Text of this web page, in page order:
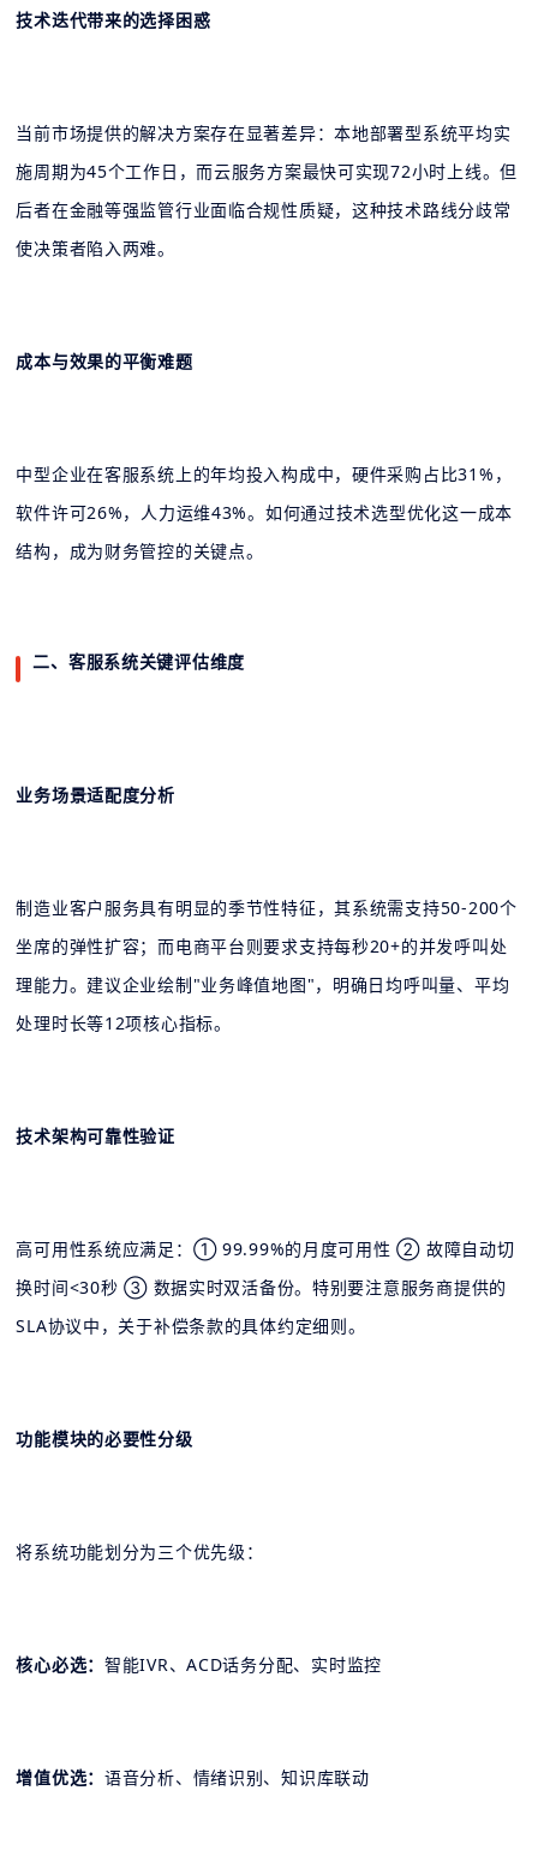
技术迭代带来的选择困惑
当前市场提供的解决方案存在显著差异：本地部署型系统平均实
施周期为45个工作日，而云服务方案最快可实现72小时上线。但
后者在金融等强监管行业面临合规性质疑，这种技术路线分歧常
使决策者陷入两难。
成本与效果的平衡难题
中型企业在客服系统上的年均投入构成中，硬件采购占比31%，
软件许可26%，人力运维43%。如何通过技术选型优化这一成本
结构，成为财务管控的关键点。
二、客服系统关键评估维度
业务场景适配度分析
制造业客户服务具有明显的季节性特征，其系统需支持50-200个
坐席的弹性扩容；而电商平台则要求支持每秒20+的并发呼叫处
理能力。建议企业绘制"业务峰值地图"，明确日均呼叫量、平均
处理时长等12项核心指标。
技术架构可靠性验证
高可用性系统应满足：① 99.99%的月度可用性 ② 故障自动切
换时间<30秒 ③ 数据实时双活备份。特别要注意服务商提供的
SLA协议中，关于补偿条款的具体约定细则。
功能模块的必要性分级
将系统功能划分为三个优先级：
核心必选：智能IVR、ACD话务分配、实时监控
增值优选：语音分析、情绪识别、知识库联动